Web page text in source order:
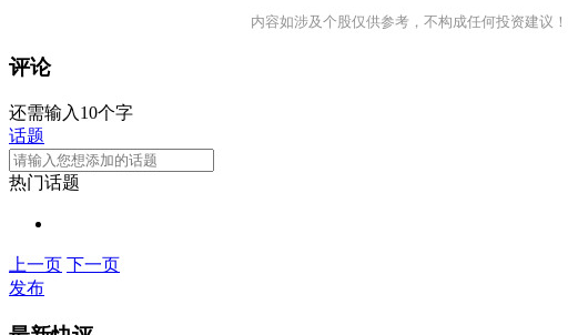
内容如涉及个股仅供参考，不构成任何投资建议
评论
还需输入10个字
话题
热门话题
上一页 下一页
发布